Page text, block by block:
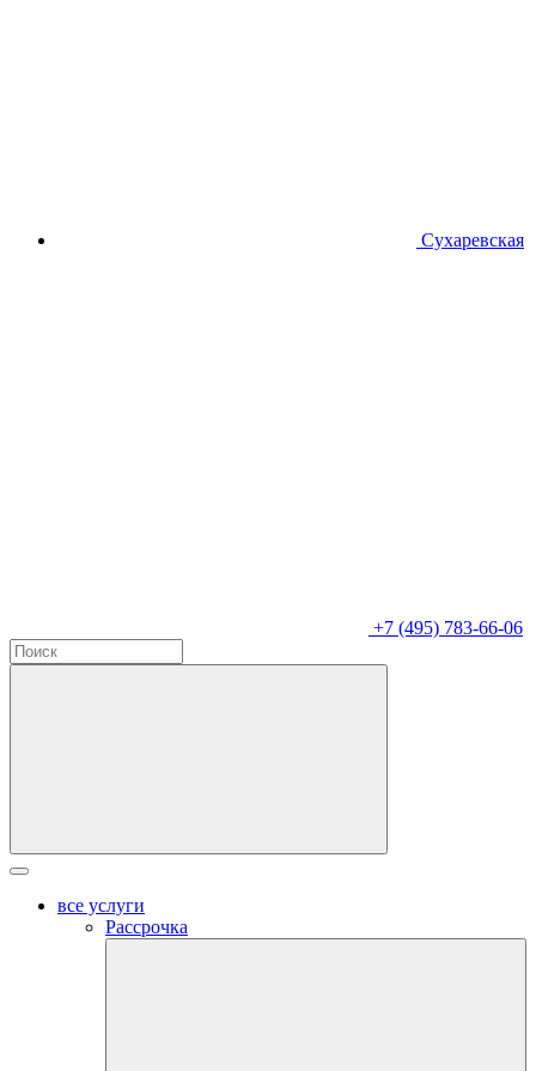
Сухаревская
+7 (495) 783-66-06
все услуги
Рассрочка